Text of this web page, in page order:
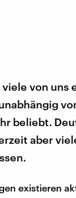
von uns
beliebt.
aber
existieren